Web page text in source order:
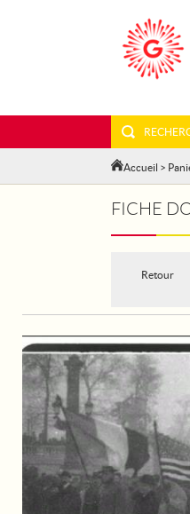
Accueil >
FICHE
Retour